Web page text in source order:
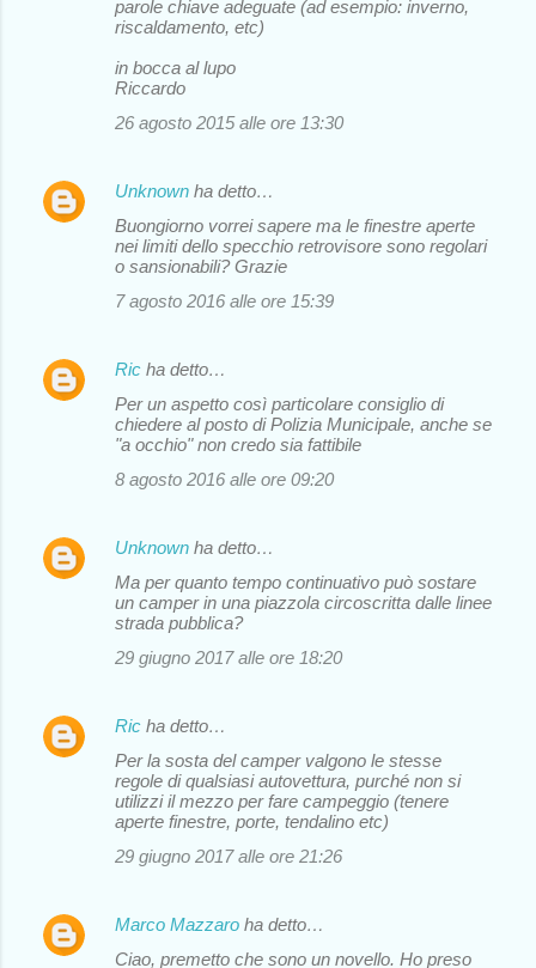
parole chiave adeguate (ad esempio: inverno,
riscaldamento, etc)
in bocca al lupo
Riccardo
26 agosto 2015 alle ore 13:30
Unknown ha detto…
Buongiorno vorrei sapere ma le finestre aperte
nei limiti dello specchio retrovisore sono regolari
o sansionabili? Grazie
7 agosto 2016 alle ore 15:39
Ric ha detto…
Per un aspetto così particolare consiglio di
chiedere al posto di Polizia Municipale, anche se
"a occhio" non credo sia fattibile
8 agosto 2016 alle ore 09:20
Unknown ha detto…
Ma per quanto tempo continuativo può sostare
un camper in una piazzola circoscritta dalle linee
strada pubblica?
29 giugno 2017 alle ore 18:20
Ric ha detto…
Per la sosta del camper valgono le stesse
regole di qualsiasi autovettura, purché non si
utilizzi il mezzo per fare campeggio (tenere
aperte finestre, porte, tendalino etc)
29 giugno 2017 alle ore 21:26
Marco Mazzaro ha detto…
Ciao, premetto che sono un novello. Ho preso